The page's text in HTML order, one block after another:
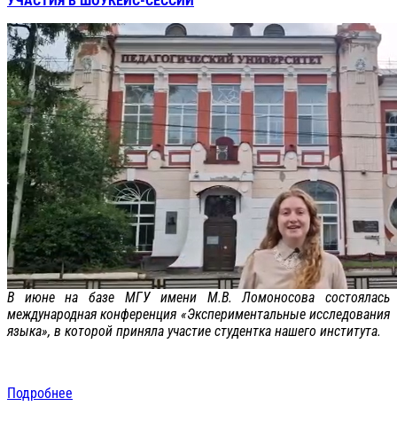
В июне на базе МГУ имени М.В. Ломоносова состоялась
международная конференция «Экспериментальные исследования
языка», в которой приняла участие студентка нашего института.
Подробнее